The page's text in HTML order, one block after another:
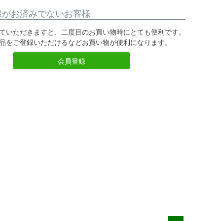
がお済みでないお客様
いただきますと、二度目のお買い物時にとても便利です。
をご登録いただけるなどお買い物が便利になります。
会員登録